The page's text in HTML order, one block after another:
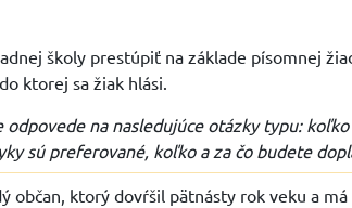
školy prestúpiť na základe písomnej
ktorej sa žiak hlási.
na nasledujúce otázky typu:
sú preferované, koľko a za čo budete
občan, ktorý dovŕšil pätnásty rok veku a